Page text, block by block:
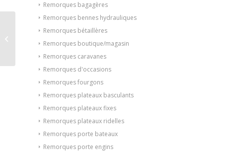
Remorques bagagères
Remorques bennes hydrauliques
Remorques bétaillères
Remorques boutique/magasin
Remorques caravanes
Remorques d'occasions
Remorques fourgons
Remorques plateaux basculants
Remorques plateaux fixes
Remorques plateaux ridelles
Remorques porte bateaux
Remorques porte engins
REMORQUE MAGASIN
BOBHB20521HTn
12WGOT 3850 (à partir
de 292€/mois)